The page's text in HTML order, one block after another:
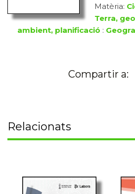
Matèria:
Terra,
ambient, planificació :
Compartir a:
Relacionats